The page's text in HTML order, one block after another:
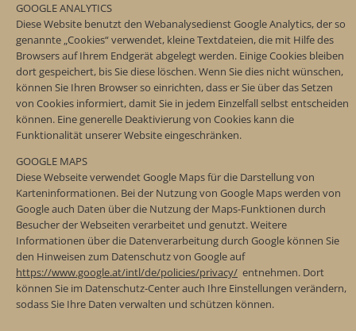
GOOGLE ANALYTICS
Diese Website benutzt den Webanalysedienst Google Analytics, der so
genannte „Cookies“ verwendet, kleine Textdateien, die mit Hilfe des
Browsers auf Ihrem Endgerät abgelegt werden. Einige Cookies bleiben
dort gespeichert, bis Sie diese löschen. Wenn Sie dies nicht wünschen,
können Sie Ihren Browser so einrichten, dass er Sie über das Setzen
von Cookies informiert, damit Sie in jedem Einzelfall selbst entscheiden
können. Eine generelle Deaktivierung von Cookies kann die
Funktionalität unserer Website eingeschränken.
GOOGLE MAPS
Diese Webseite verwendet Google Maps für die Darstellung von
Karteninformationen. Bei der Nutzung von Google Maps werden von
Google auch Daten über die Nutzung der Maps-Funktionen durch
Besucher der Webseiten verarbeitet und genutzt. Weitere
Informationen über die Datenverarbeitung durch Google können Sie
den Hinweisen zum Datenschutz von Google auf
https://www.google.at/intl/de/policies/privacy/ entnehmen. Dort
können Sie im Datenschutz-Center auch Ihre Einstellungen verändern,
sodass Sie Ihre Daten verwalten und schützen können.